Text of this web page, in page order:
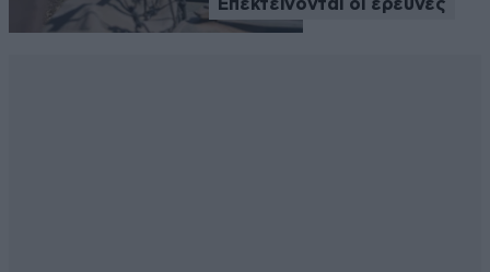
Επεκτείνονται οι έρευνες